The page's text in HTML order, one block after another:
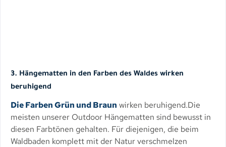
3. Hängematten in den Farben des Waldes wirken
beruhigend
Die Farben Grün und Braun wirken beruhigend.Die
meisten unserer Outdoor Hängematten sind bewusst in
diesen Farbtönen gehalten. Für diejenigen, die beim
Waldbaden komplett mit der Natur verschmelzen